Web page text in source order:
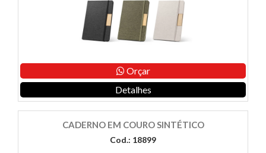
Orçar
Detalhes
CADERNO EM COURO SINTÉTICO
Cod.: 18899